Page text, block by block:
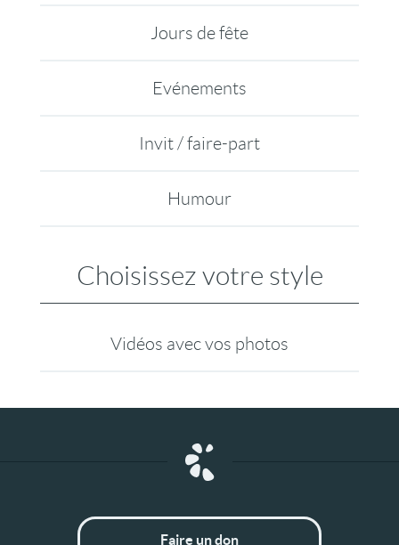
Jours de fête
Evénements
Invit / faire-part
Humour
Choisissez votre style
Vidéos avec vos photos
Faire un don